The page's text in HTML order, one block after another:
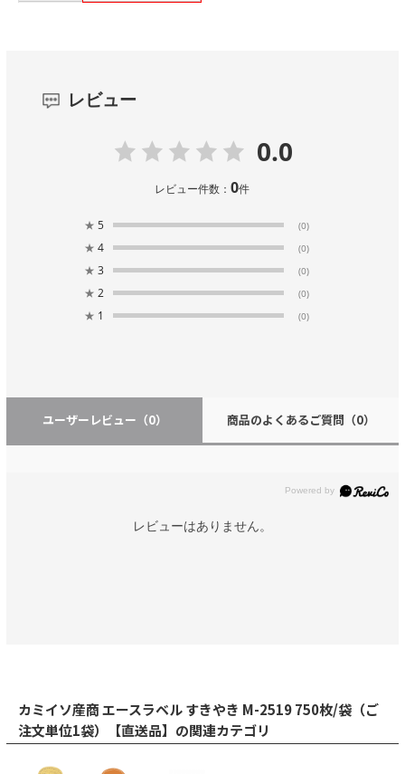
レビュー
0.0
レビュー件数：0件
★ 5 (0)
★ 4 (0)
★ 3 (0)
★ 2 (0)
★ 1 (0)
ユーザーレビュー （0） 商品のよくあるご質問 （0）
レビューはありません。
カミイソ産商 エースラベル すきやき M-2519 750枚/袋（ご
注文単位1袋）【直送品】の関連カテゴリ